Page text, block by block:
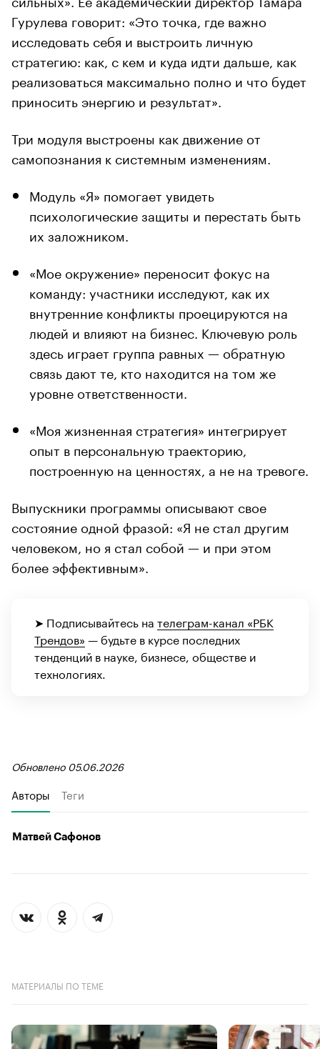
Гурулева говорит: «Это точка, где важно
исследовать себя и выстроить личную
стратегию: как, с кем и куда идти дальше, как
реализоваться максимально полно и что будет
приносить энергию и результат».
Три модуля выстроены как движение от
самопознания к системным изменениям.
Модуль «Я» помогает увидеть
психологические защиты и перестать быть
их заложником.
«Мое окружение» переносит фокус на
команду: участники исследуют, как их
внутренние конфликты проецируются на
людей и влияют на бизнес. Ключевую роль
здесь играет группа равных — обратную
связь дают те, кто находится на том же
уровне ответственности.
«Моя жизненная стратегия» интегрирует
опыт в персональную траекторию,
построенную на ценностях, а не на тревоге.
Выпускники программы описывают свое
состояние одной фразой: «Я не стал другим
человеком, но я стал собой — и при этом
более эффективным».
➤ Подписывайтесь на телеграм-канал «РБК
Трендов» — будьте в курсе последних
тенденций в науке, бизнесе, обществе и
технологиях.
Обновлено 05.06.2026
Авторы Теги
Матвей Сафонов
МАТЕРИАЛЫ ПО ТЕМЕ